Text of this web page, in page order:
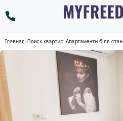
Главная>Поиск квартир>Апартаменти біля